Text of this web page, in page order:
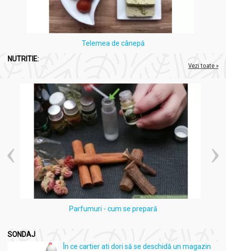
Telemea de cânepă
NUTRITIE:
Vezi toate »
Parfumuri - cum se prepară
SONDAJ
În ce cartier ati dori să se deschidă un magazin